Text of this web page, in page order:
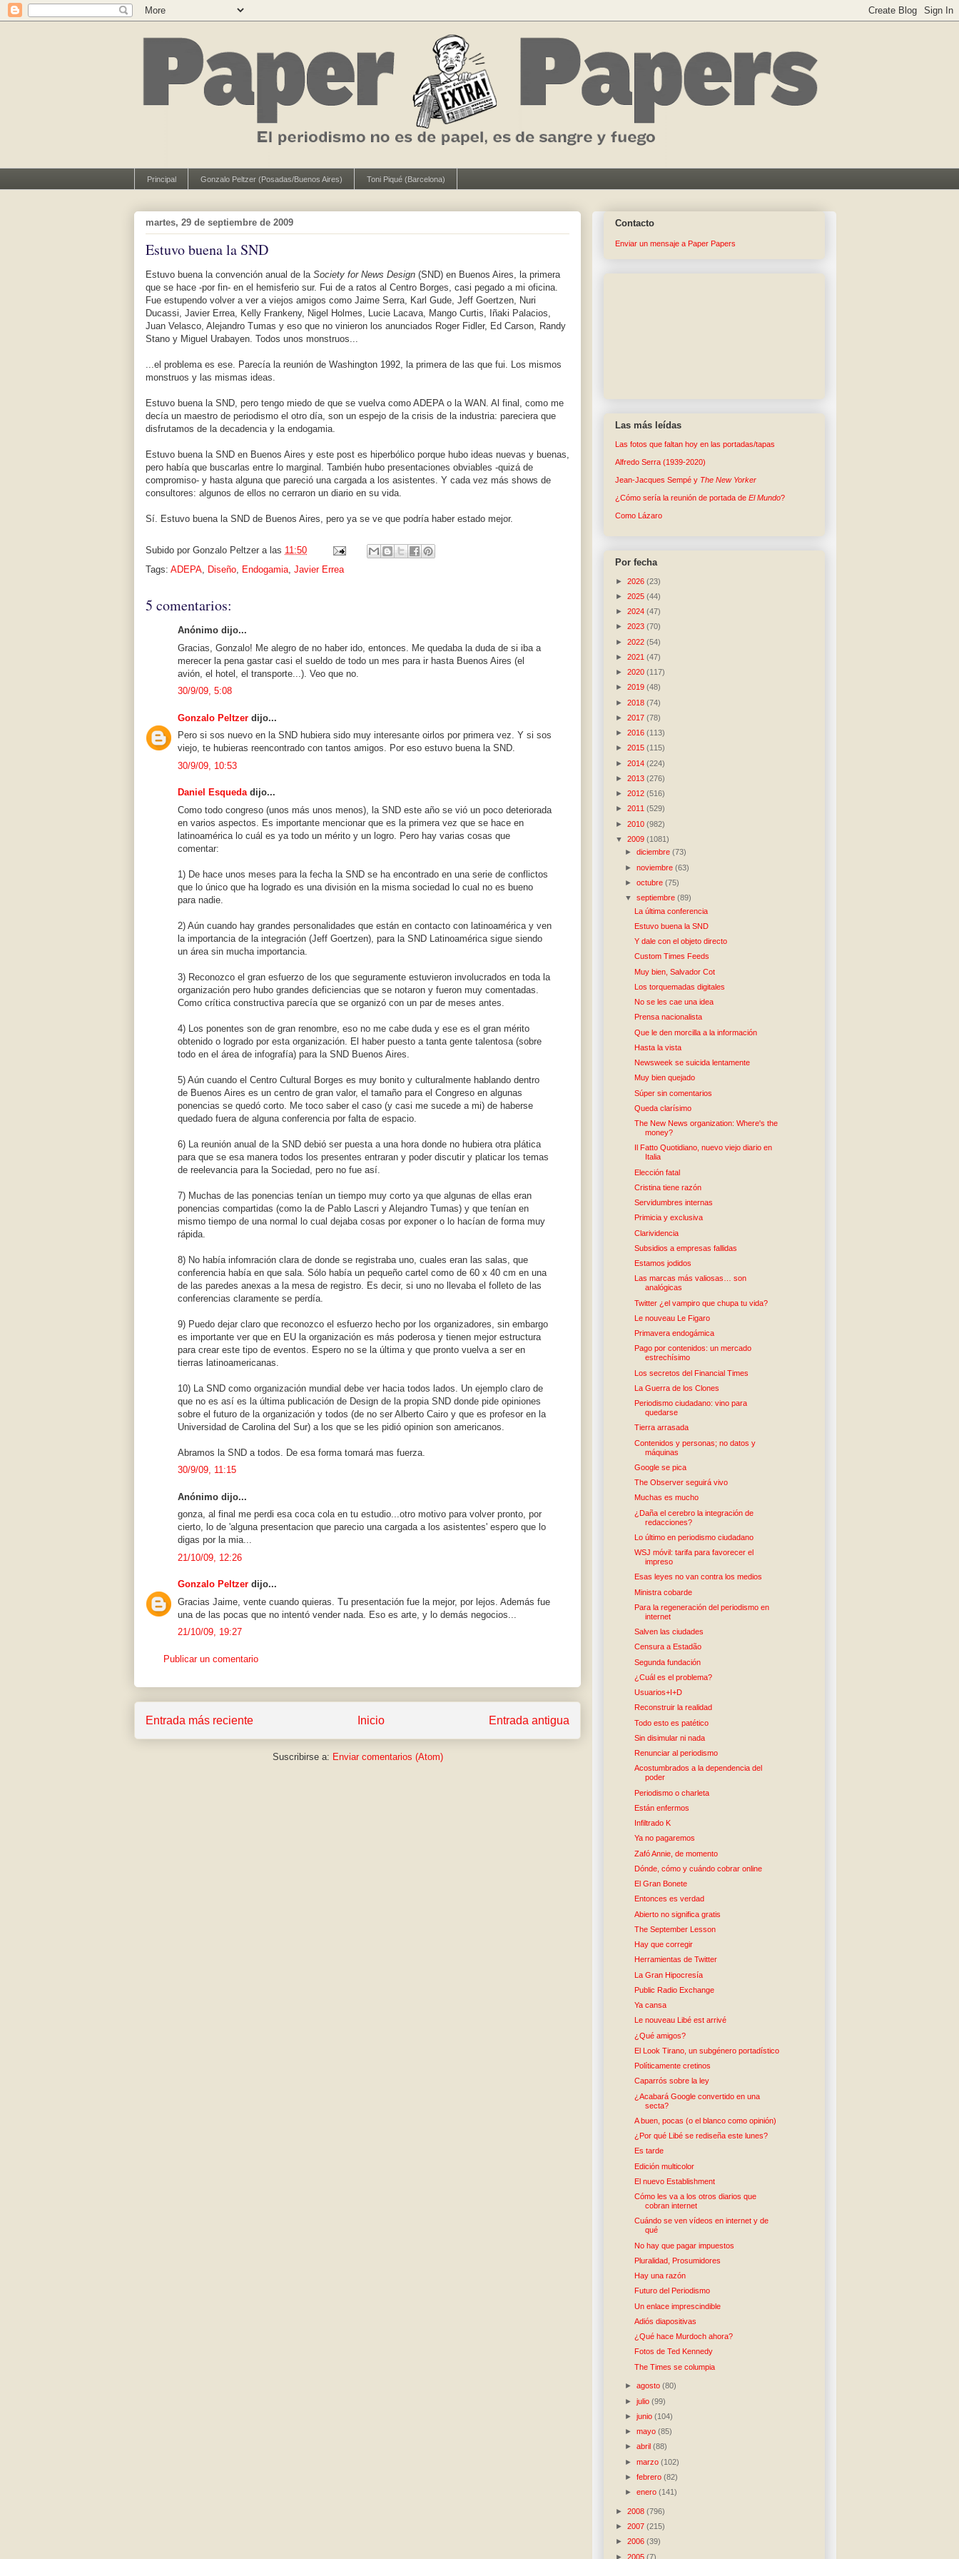
Principal Gonzalo Peltzer (Posadas/Buenos Aires) Toni Piqué (Barcelona)
martes, 29 de septiembre de 2009
Estuvo buena la SND
Estuvo buena la convención anual de la Society for News Design (SND) en Buenos Aires, la primera
que se hace -por fin- en el hemisferio sur. Fui de a ratos al Centro Borges, casi pegado a mi oficina.
Fue estupendo volver a ver a viejos amigos como Jaime Serra, Karl Gude, Jeff Goertzen, Nuri
Ducassi, Javier Errea, Kelly Frankeny, Nigel Holmes, Lucie Lacava, Mango Curtis, Iñaki Palacios,
Juan Velasco, Alejandro Tumas y eso que no vinieron los anunciados Roger Fidler, Ed Carson, Randy
Stano y Miguel Urabayen. Todos unos monstruos...
...el problema es ese. Parecía la reunión de Washington 1992, la primera de las que fui. Los mismos
monstruos y las mismas ideas.
Estuvo buena la SND, pero tengo miedo de que se vuelva como ADEPA o la WAN. Al final, como me
decía un maestro de periodismo el otro día, son un espejo de la crisis de la industria: pareciera que
disfrutamos de la decadencia y la endogamia.
Estuvo buena la SND en Buenos Aires y este post es hiperbólico porque hubo ideas nuevas y buenas,
pero había que buscarlas entre lo marginal. También hubo presentaciones obviables -quizá de
compromiso- y hasta alguna que pareció una cargada a los asistentes. Y cada vez más shows de
consultores: algunos de ellos no cerraron un diario en su vida.
Sí. Estuvo buena la SND de Buenos Aires, pero ya se ve que podría haber estado mejor.
Subido por Gonzalo Peltzer a las 11:50
Tags: ADEPA, Diseño, Endogamia, Javier Errea
5 comentarios:
Anónimo dijo...
Gracias, Gonzalo! Me alegro de no haber ido, entonces. Me quedaba la duda de si iba a
merecer la pena gastar casi el sueldo de todo un mes para ir hasta Buenos Aires (el
avión, el hotel, el transporte...). Veo que no.
30/9/09, 5:08
Gonzalo Peltzer dijo...
Pero si sos nuevo en la SND hubiera sido muy interesante oirlos por primera vez. Y si sos
viejo, te hubieras reencontrado con tantos amigos. Por eso estuvo buena la SND.
30/9/09, 10:53
Daniel Esquedadijo...
Como todo congreso (unos más unos menos), la SND este año se vió un poco deteriorada
en varios aspectos. Es importante mencionar que es la primera vez que se hace en
latinoamérica lo cuál es ya todo un mérito y un logro. Pero hay varias cosas que
comentar:
1) De hace unos meses para la fecha la SND se ha encontrado en una serie de conflictos
que lo único que ha logrado es una división en la misma sociedad lo cual no es bueno
para nadie.
2) Aún cuando hay grandes personalidades que están en contacto con latinoamérica y ven
la importancia de la integración (Jeff Goertzen), para la SND Latinoamérica sigue siendo
un área sin mucha importancia.
3) Reconozco el gran esfuerzo de los que seguramente estuvieron involucrados en toda la
organización pero hubo grandes deficiencias que se notaron y fueron muy comentadas.
Como crítica constructiva parecía que se organizó con un par de meses antes.
4) Los ponentes son de gran renombre, eso no me cabe duda y ese es el gran mérito
obtenido o logrado por esta organización. El haber puesto a tanta gente talentosa (sobre
todo en el área de infografía) para la SND Buenos Aires.
5) Aún cuando el Centro Cultural Borges es muy bonito y culturalmente hablando dentro
de Buenos Aires es un centro de gran valor, el tamaño para el Congreso en algunas
ponencias se quedó corto. Me toco saber el caso (y casi me sucede a mi) de haberse
quedado fuera de alguna conferencia por falta de espacio.
6) La reunión anual de la SND debió ser puesta a una hora donde no hubiera otra plática
para que se esa manera todos los presentes entraran y poder discutir y platicar los temas
de reelevancia para la Sociedad, pero no fue así.
7) Muchas de las ponencias tenían un tiempo muy corto ya que algunas de ellas eran
ponencias compartidas (como la de Pablo Lascri y Alejandro Tumas) y que tenían en
mismo tiempo de una normal lo cual dejaba cosas por exponer o lo hacían de forma muy
rápida.
8) No había infomración clara de donde se registraba uno, cuales eran las salas, que
conferencia había en que sala. Sólo había un pequeño cartel como de 60 x 40 cm en una
de las paredes anexas a la mesa de registro. Es decir, si uno no llevaba el folleto de las
conferencias claramente se perdía.
9) Puedo dejar claro que reconozco el esfuerzo hecho por los organizadores, sin embargo
es importante ver que en EU la organización es más poderosa y tienen mejor estructura
para crear este tipo de eventos. Espero no se la última y que pronto vuelva a ser en
tierras latinoamericanas.
10) La SND como organización mundial debe ver hacia todos lados. Un ejemplo claro de
que no es así es la última publicación de Design de la propia SND donde pide opiniones
sobre el futuro de la organización y todos (de no ser Alberto Cairo y que es profesor en la
Universidad de Carolina del Sur) a los que se les pidió opinion son americanos.
Abramos la SND a todos. De esa forma tomará mas fuerza.
30/9/09, 11:15
Anónimo dijo...
gonza, al final me perdi esa coca cola en tu estudio...otro motivo para volver pronto, por
cierto, lo de 'alguna presentacion que parecio una cargada a los asistentes' espero que lo
digas por la mia...
21/10/09, 12:26
Gonzalo Peltzer dijo...
Gracias Jaime, vente cuando quieras. Tu presentación fue la mejor, por lejos. Además fue
una de las pocas que no intentó vender nada. Eso es arte, y lo demás negocios...
21/10/09, 19:27
Publicar un comentario
Entrada más reciente Entrada antigua
Inicio
Suscribirse a: Enviar comentarios (Atom)
Contacto
Enviar un mensaje a Paper Papers
Las más leídas
Las fotos que faltan hoy en las portadas/tapas
Alfredo Serra (1939-2020)
Jean-Jacques Sempé y The New Yorker
¿Cómo sería la reunión de portada de El Mundo?
Como Lázaro
Por fecha
► 2026 (23)
► 2025 (44)
► 2024 (47)
► 2023 (70)
► 2022 (54)
► 2021 (47)
► 2020 (117)
► 2019 (48)
► 2018 (74)
► 2017 (78)
► 2016 (113)
► 2015 (115)
► 2014 (224)
► 2013 (276)
► 2012 (516)
► 2011 (529)
► 2010 (982)
▼ 2009 (1081)
►diciembre(73)
►noviembre(63)
►octubre(75)
▼septiembre(89)
La última conferencia
Estuvo buena la SND
Y dale con el objeto directo
Custom Times Feeds
Muy bien, Salvador Cot
Los torquemadas digitales
No se les cae una idea
Prensa nacionalista
Que le den morcilla a la información
Hasta la vista
Newsweek se suicida lentamente
Muy bien quejado
Súper sin comentarios
Queda clarísimo
The New News organization: Where's the
money?
Il Fatto Quotidiano, nuevo viejo diario en
Italia
Elección fatal
Cristina tiene razón
Servidumbres internas
Primicia y exclusiva
Clarividencia
Subsidios a empresas fallidas
Estamos jodidos
Las marcas más valiosas… son
analógicas
Twitter ¿el vampiro que chupa tu vida?
Le nouveau Le Figaro
Primavera endogámica
Pago por contenidos: un mercado
estrechísimo
Los secretos del Financial Times
La Guerra de los Clones
Periodismo ciudadano: vino para
quedarse
Tierra arrasada
Contenidos y personas; no datos y
máquinas
Google se pica
The Observer seguirá vivo
Muchas es mucho
¿Daña el cerebro la integración de
redacciones?
Lo último en periodismo ciudadano
WSJ móvil: tarifa para favorecer el
impreso
Esas leyes no van contra los medios
Ministra cobarde
Para la regeneración del periodismo en
internet
Salven las ciudades
Censura a Estadão
Segunda fundación
¿Cuál es el problema?
Usuarios+I+D
Reconstruir la realidad
Todo esto es patético
Sin disimular ni nada
Renunciar al periodismo
Acostumbrados a la dependencia del
poder
Periodismo o charleta
Están enfermos
Infiltrado K
Ya no pagaremos
Zafó Annie, de momento
Dónde, cómo y cuándo cobrar online
El Gran Bonete
Entonces es verdad
Abierto no significa gratis
The September Lesson
Hay que corregir
Herramientas de Twitter
La Gran Hipocresía
Public Radio Exchange
Ya cansa
Le nouveau Libé est arrivé
¿Qué amigos?
El Look Tirano, un subgénero portadístico
Políticamente cretinos
Caparrós sobre la ley
¿Acabará Google convertido en una
secta?
A buen, pocas (o el blanco como opinión)
¿Por qué Libé se rediseña este lunes?
Es tarde
Edición multicolor
El nuevo Establishment
Cómo les va a los otros diarios que
cobran internet
Cuándo se ven vídeos en internet y de
qué
No hay que pagar impuestos
Pluralidad, Prosumidores
Hay una razón
Futuro del Periodismo
Un enlace imprescindible
Adiós diapositivas
¿Qué hace Murdoch ahora?
Fotos de Ted Kennedy
The Times se columpia
►agosto(80)
►julio(99)
►junio(104)
►mayo(85)
►abril(88)
►marzo(102)
►febrero(82)
►enero(141)
► 2008 (796)
► 2007 (215)
► 2006 (39)
► 2005 (7)